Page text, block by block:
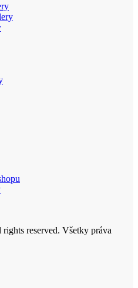
reserved. Všetky práva